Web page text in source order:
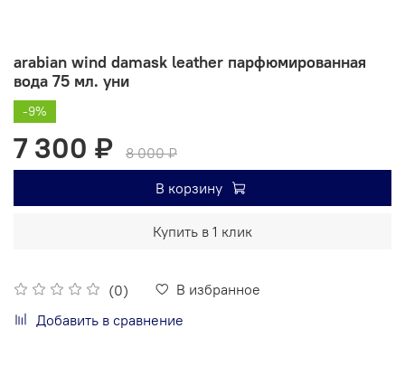
arabian wind damask leather парфюмированная
вода 75 мл. уни
(0)
В избранное
Добавить в сравнение
-9%
7 300 ₽
8 000 ₽
В корзину
Купить в 1 клик